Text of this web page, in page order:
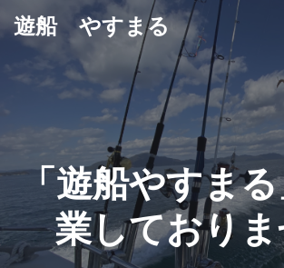
ン
テ
ン
ツ
へ
ス
キ
ッ
プ
遊船 やすまる
「遊船やすま
業しており